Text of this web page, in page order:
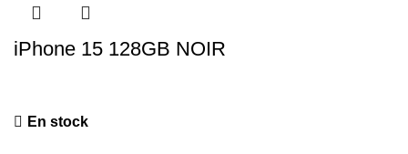
iPhone 15 128GB NOIR
En stock